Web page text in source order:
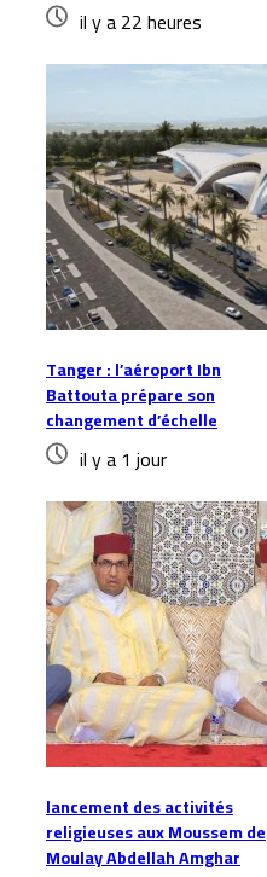
il y a 22 heures
Tanger : l’aéroport Ibn
Battouta prépare son
changement d’échelle
il y a 1 jour
lancement des activités
religieuses aux Moussem de
Moulay Abdellah Amghar